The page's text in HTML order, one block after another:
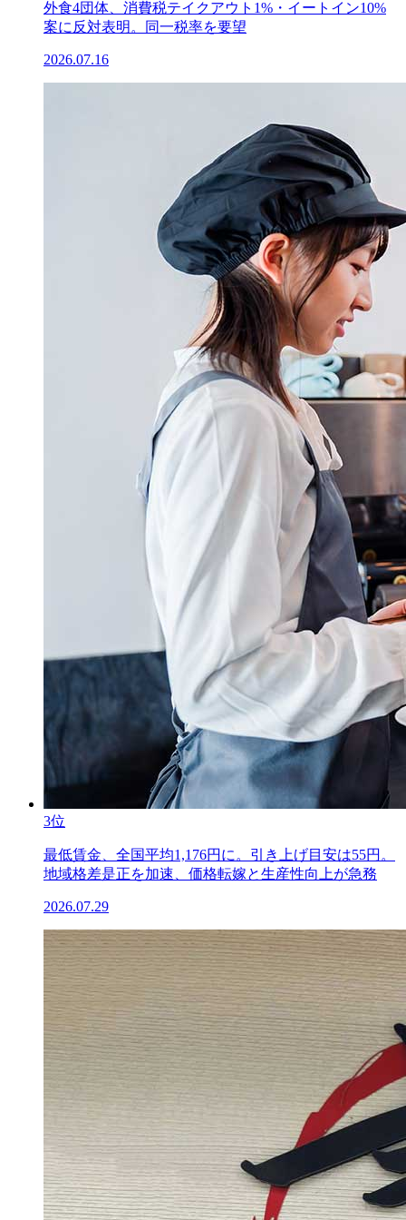
外食4団体、消費税テイクアウト1%・イートイン10%
案に反対表明。同一税率を要望
2026.07.16
3位
最低賃金、全国平均1,176円に。引き上げ目安は55円。
地域格差是正を加速、価格転嫁と生産性向上が急務
2026.07.29